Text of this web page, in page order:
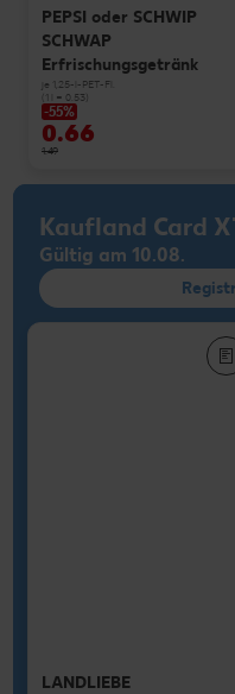
PEPSI oder SCHWIP
SCHWAP
Erfrischungsgetränk
je 1,25-l-PET-Fl.
(1 l = 0.53)
-55%
0.66
1.49
Kaufland Card
Gültig am 10.08.
LANDLIEBE